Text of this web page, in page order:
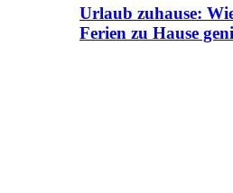
Urlaub zuhause:
Ferien zu Hause